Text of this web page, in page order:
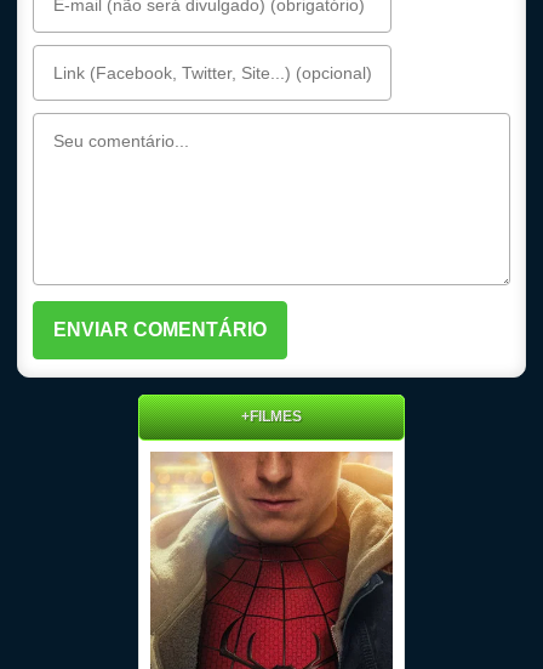
+FILMES